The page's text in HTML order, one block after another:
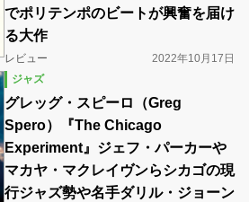
でポリテンポのビートが興奮を届け
る大作
レビュー
2022年10月17日
ジャズ
グレッグ・スピーロ（Greg
Spero）『The Chicago
Experiment』ジェフ・パーカーや
マカヤ・マクレイヴンらシカゴの現
行ジャズ勢や名手ダリル・ジョーン